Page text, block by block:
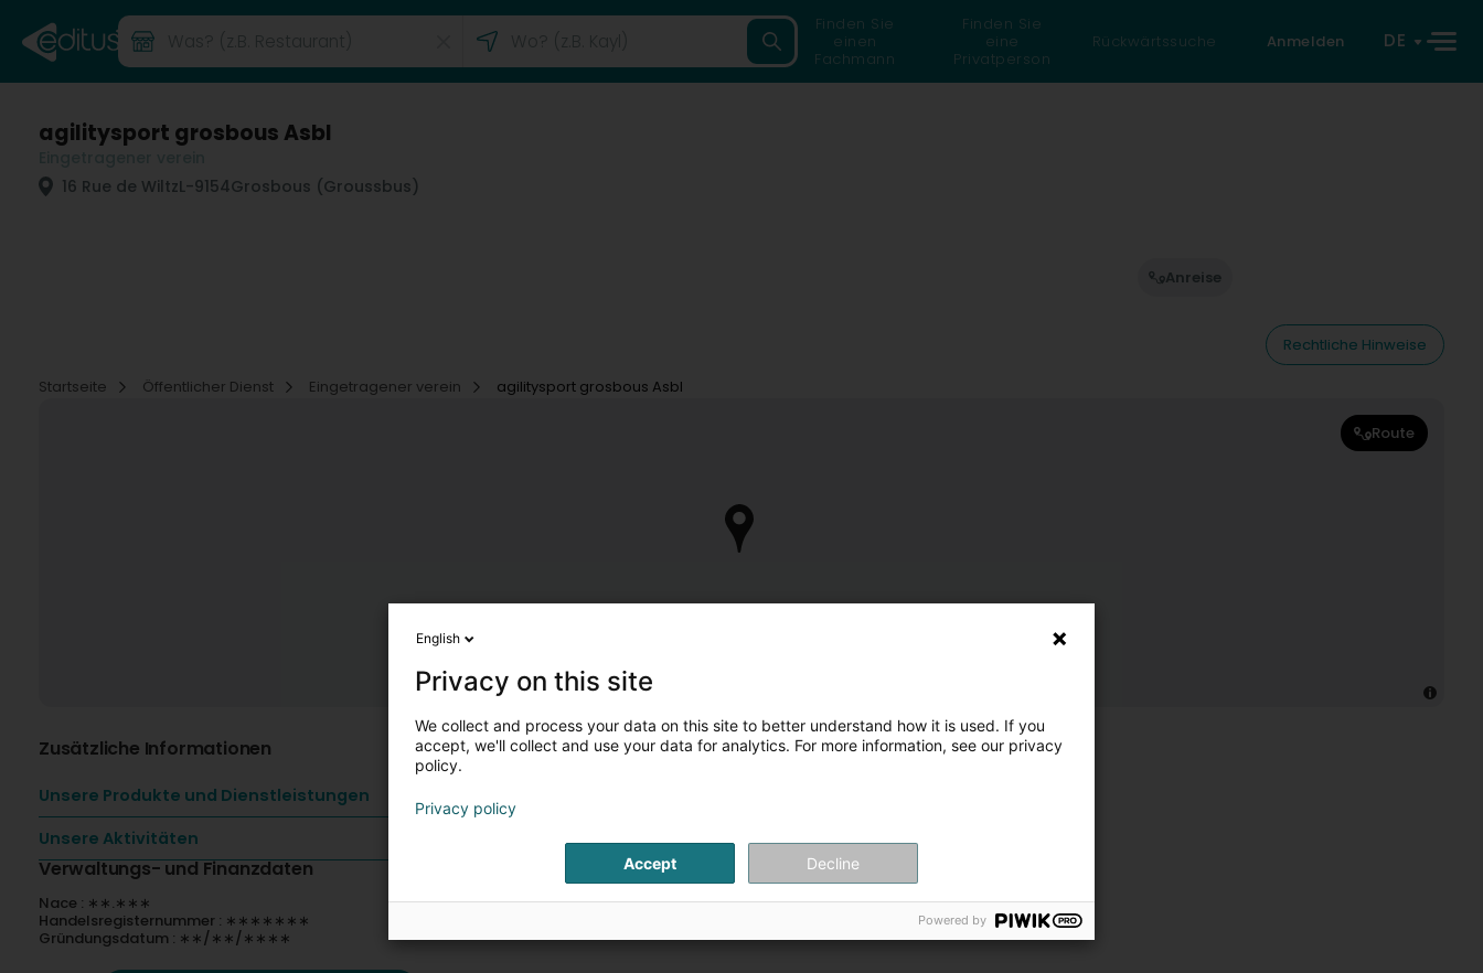
Finden Sie
einen
Fachmann
Finden Sie
eine
Privatperson
Rückwärtssuche Anmelden DE
agilitysport grosbous Asbl
16 Rue de WiltzL-9154Grosbous (Groussbus)
Anreise
Rechtliche Hinweise
Startseite
Öffentlicher Dienst Eingetragener verein agilitysport grosbous Asbl
Route
Zusätzliche Informationen
Unsere Produkte und Dienstleistungen
Unsere Aktivitäten
Verwaltungs- und Finanzdaten
Nace : ∗∗.∗∗∗
Handelsregisternummer : ∗∗∗∗∗∗∗
Gründungsdatum : ∗∗/∗∗/∗∗∗∗
English
Privacy on this site
We collect and process your data on this site to better understand how it is used. If you
accept, we'll collect and use your data for analytics. For more information, see our privacy
policy.
Privacy policy
Accept Decline
Powered by